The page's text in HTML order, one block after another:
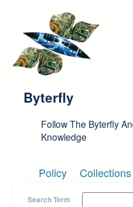
Byterfly
Follow The Byterfly
Knowledge
Policy Collections
Search Term